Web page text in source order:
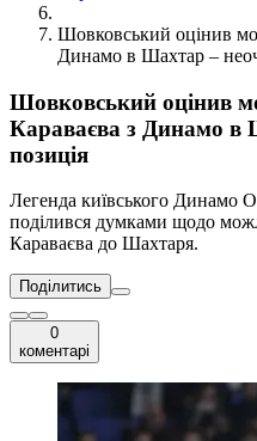
Шовковський оцінив
Динамо в Шахтар –
Шовковський оцінив
Караваєва з Динамо в
позиція
Легенда київського Динамо
поділився думками щодо
Караваєва до Шахтаря.
Поділитись
0
коментарі